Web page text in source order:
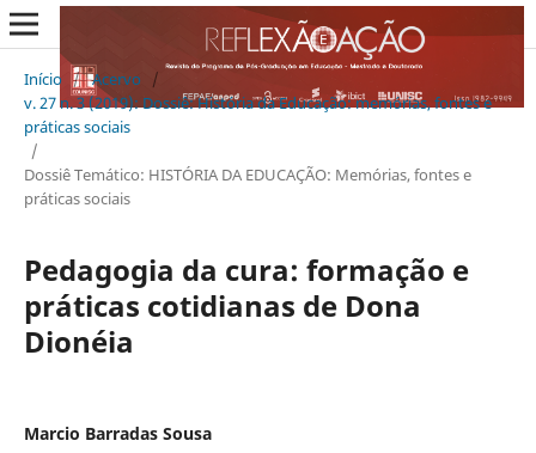
Início / Acervo
/
v. 27 n. 3 (2019): Dossiê: História da Educação: memórias, fontes e
práticas sociais
/
Dossiê Temático: HISTÓRIA DA EDUCAÇÃO: Memórias, fontes e
práticas sociais
Pedagogia da cura: formação e
práticas cotidianas de Dona
Dionéia
Marcio Barradas Sousa